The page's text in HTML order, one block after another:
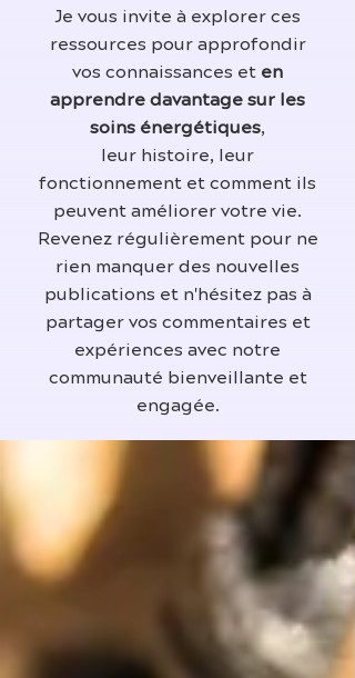
Je vous invite à explorer ces
ressources pour approfondir
vos connaissances et en
apprendre davantage sur les
soins énergétiques,
leur histoire, leur
fonctionnement et comment ils
peuvent améliorer votre vie.
Revenez régulièrement pour ne
rien manquer des nouvelles
publications et n'hésitez pas à
partager vos commentaires et
expériences avec notre
communauté bienveillante et
engagée.